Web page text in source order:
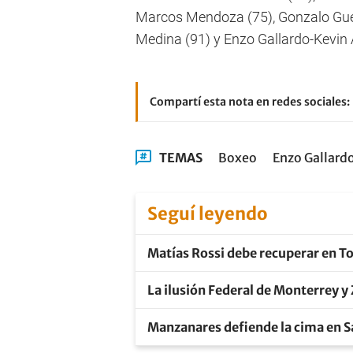
Marcos Mendoza (75), Gonzalo
Medina (91) y Enzo Gallardo-Kevin
Compartí esta nota en redes sociales:
TEMAS Boxeo Enzo
Seguí leyendo
Matías Rossi debe recuperar en
La ilusión Federal de Monterrey y
Manzanares defiende la cima en